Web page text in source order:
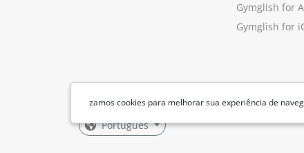
zamos cookies para melhorar sua experiência de
Gymglish for
Gymglish for
Português